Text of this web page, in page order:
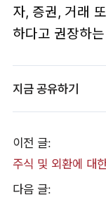
자, 증권, 거래
하다고 권장하
지금 공유하기
이전 글:
주식 및 외환에 대
다음 글: